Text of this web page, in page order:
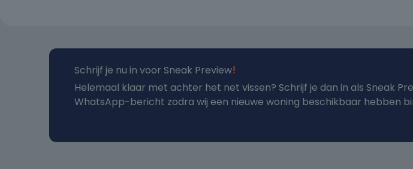
Schrijf je nu in voor Sneak Preview!
Helemaal klaar met achter het net vissen? Schrijf je dan in als Sneak
WhatsApp-bericht zodra wij een nieuwe woning beschikbaar hebben